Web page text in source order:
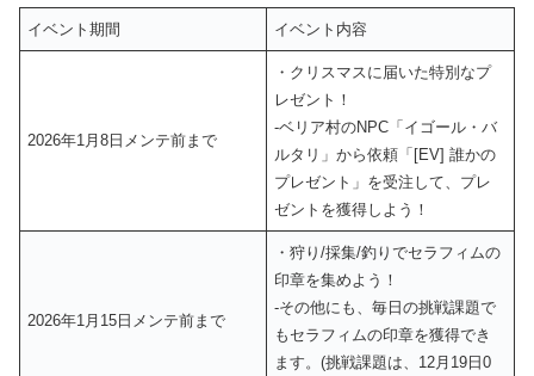
イベント期間 イベント内容
2026年1月8日メンテ前まで
・クリスマスに届いた特別なプ
レゼント！
‐ベリア村のNPC「イゴール・バ
ルタリ」から依頼「[EV] 誰かの
プレゼント」を受注して、プレ
ゼントを獲得しよう！
2026年1月15日メンテ前まで
・狩り/採集/釣りでセラフィムの
印章を集めよう！
‐その他にも、毎日の挑戦課題で
もセラフィムの印章を獲得でき
ます。(挑戦課題は、12月19日0